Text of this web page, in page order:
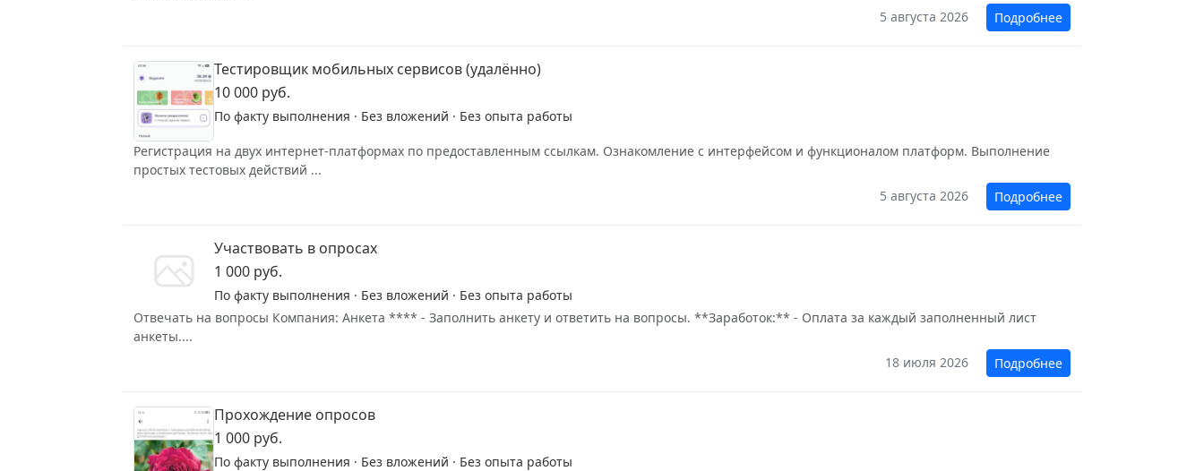
5 августа 2026
Подробнее
Тестировщик мобильных сервисов (удалённо)
10 000 руб.
По факту выполнения · Без вложений · Без опыта работы
Регистрация на двух интернет-платформах по предоставленным ссылкам. Ознакомление с интерфейсом и функционалом платформ. Выполнение
простых тестовых действий ...
5 августа 2026
Подробнее
Участвовать в опросах
1 000 руб.
По факту выполнения · Без вложений · Без опыта работы
Отвечать на вопросы Компания: Анкета **** - Заполнить анкету и ответить на вопросы. **Заработок:** - Оплата за каждый заполненный лист
анкеты....
18 июля 2026
Подробнее
Прохождение опросов
1 000 руб.
По факту выполнения · Без вложений · Без опыта работы